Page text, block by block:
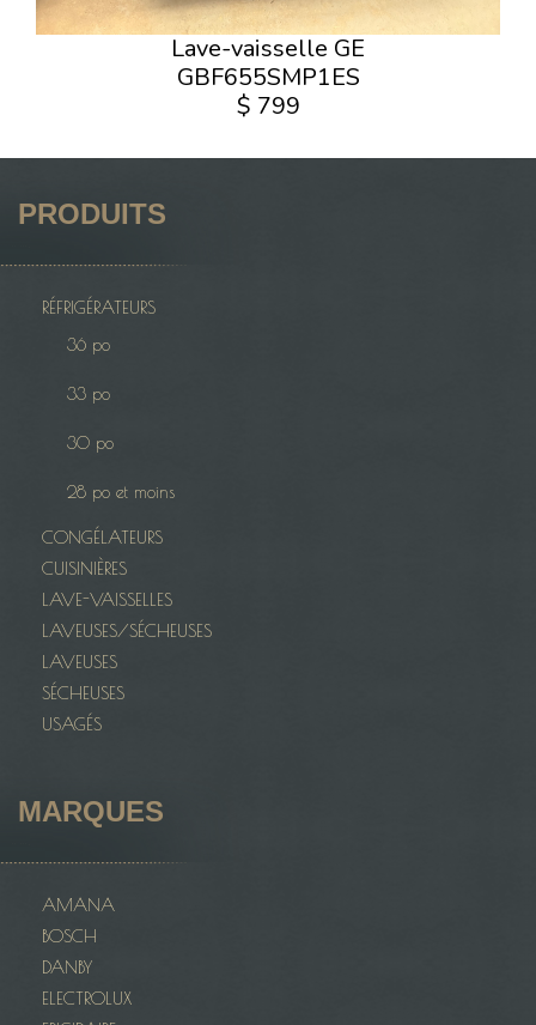
PRODUITS
RÉFRIGÉRATEURS
36 po
33 po
30 po
28 po et moins
CONGÉLATEURS
CUISINIÈRES
LAVE-VAISSELLES
LAVEUSES/SÉCHEUSES
LAVEUSES
SÉCHEUSES
USAGÉS
MARQUES
AMANA
BOSCH
DANBY
ELECTROLUX
Lave-vaisselle GE
GBF655SMP1ES
$ 799